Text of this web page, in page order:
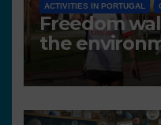
ACTIVITIES IN PORTUGAL
Freedom
the